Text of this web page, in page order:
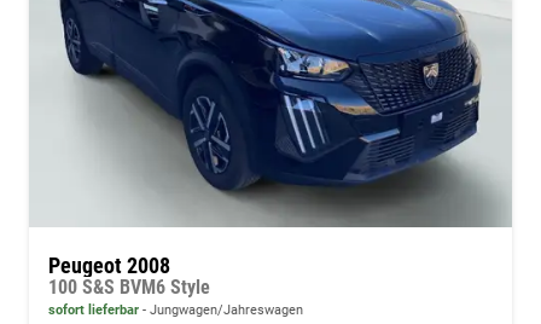
Peugeot 2008
100 S&S BVM6 Style
sofort lieferbar Jungwagen/Jahreswagen